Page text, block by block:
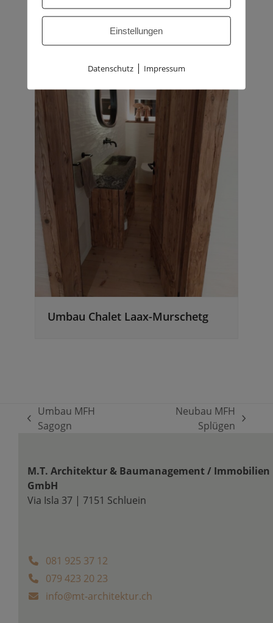
Umbau Chalet Laax-Murschetg
vorheriger
Umbau MFH
Sagogn
Neubau MFH
Splügen
M.T. Architektur & Baumanagement / Immobilien
GmbH
Via Isla 37 | 7151 Schluein
081 925 37 12
079 423 20 23
info@mt-architektur.ch
Einstellungen
Datenschutz| Impressum